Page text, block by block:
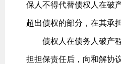
保人不得代替债权人在破
超出债权的部分，在其承
债权人在债务人破产程
担担保责任后，向和解协